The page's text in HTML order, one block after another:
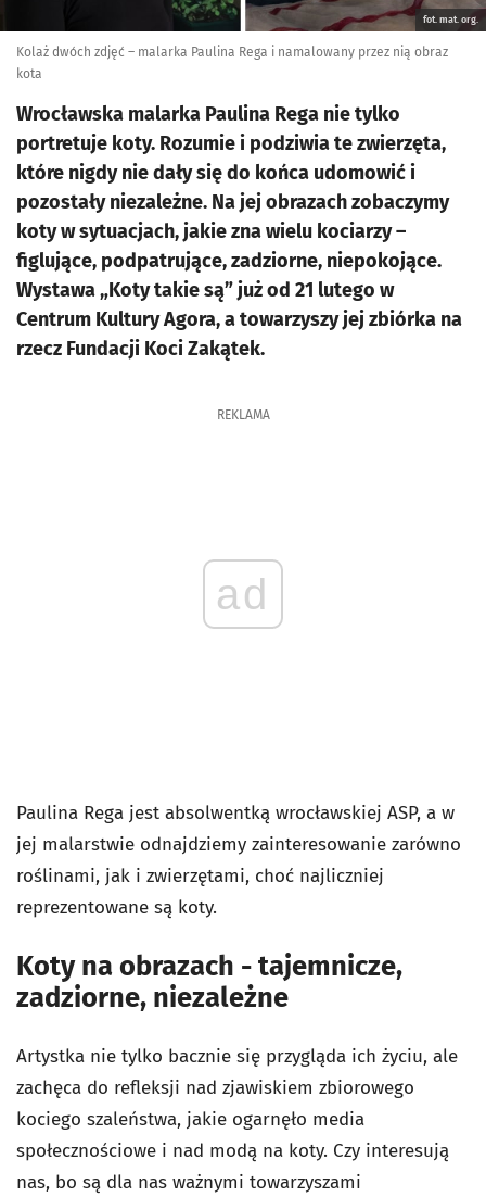
fot. mat. org.
Kolaż dwóch zdjęć – malarka Paulina Rega i namalowany przez nią obraz
kota
Wrocławska malarka Paulina Rega nie tylko
portretuje koty. Rozumie i podziwia te zwierzęta,
które nigdy nie dały się do końca udomowić i
pozostały niezależne. Na jej obrazach zobaczymy
koty w sytuacjach, jakie zna wielu kociarzy –
figlujące, podpatrujące, zadziorne, niepokojące.
Wystawa „Koty takie są” już od 21 lutego w
Centrum Kultury Agora, a towarzyszy jej zbiórka na
rzecz Fundacji Koci Zakątek.
REKLAMA
ad
Paulina Rega jest absolwentką wrocławskiej ASP, a w
jej malarstwie odnajdziemy zainteresowanie zarówno
roślinami, jak i zwierzętami, choć najliczniej
reprezentowane są koty.
Koty na obrazach - tajemnicze,
zadziorne, niezależne
Artystka nie tylko bacznie się przygląda ich życiu, ale
zachęca do refleksji nad zjawiskiem zbiorowego
kociego szaleństwa, jakie ogarnęło media
społecznościowe i nad modą na koty. Czy interesują
nas, bo są dla nas ważnymi towarzyszami